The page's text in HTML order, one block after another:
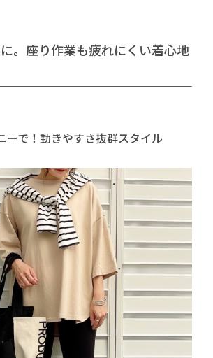
。座り作業も疲れにくい着心地
で！動きやすさ抜群スタイル